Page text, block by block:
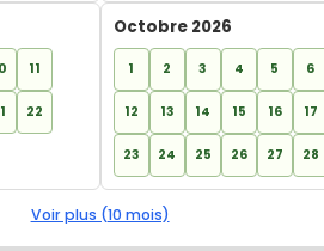
11
22
Octobre 2026
1 2 3 4 5 6
12 13 14 15 16 17
23 24 25 26 27 28
Voir plus (10 mois)